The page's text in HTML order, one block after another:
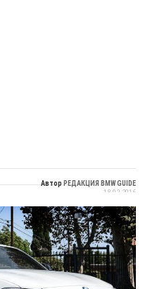
АвторРЕДАКЦИЯ BMW GUIDE
18.02.2016